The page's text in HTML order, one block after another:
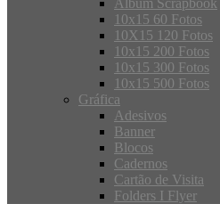
Album Scrapbook
10x15 60 Fotos
10X15 120 Fotos
10x15 200 Fotos
10x15 300 Fotos
10x15 500 Fotos
Gráfica
Adesivos
Banner
Blocos
Cadernos
Cartão de Visita
Folders I Flyer